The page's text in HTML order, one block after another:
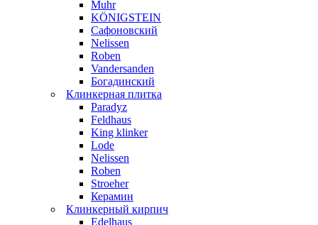
Muhr
KÖNIGSTEIN
Сафоновский
Nelissen
Roben
Vandersanden
Богадинский
Клинкерная плитка
Paradyz
Feldhaus
King klinker
Lode
Nelissen
Roben
Stroeher
Керамин
Клинкерный кирпич
Edelhaus